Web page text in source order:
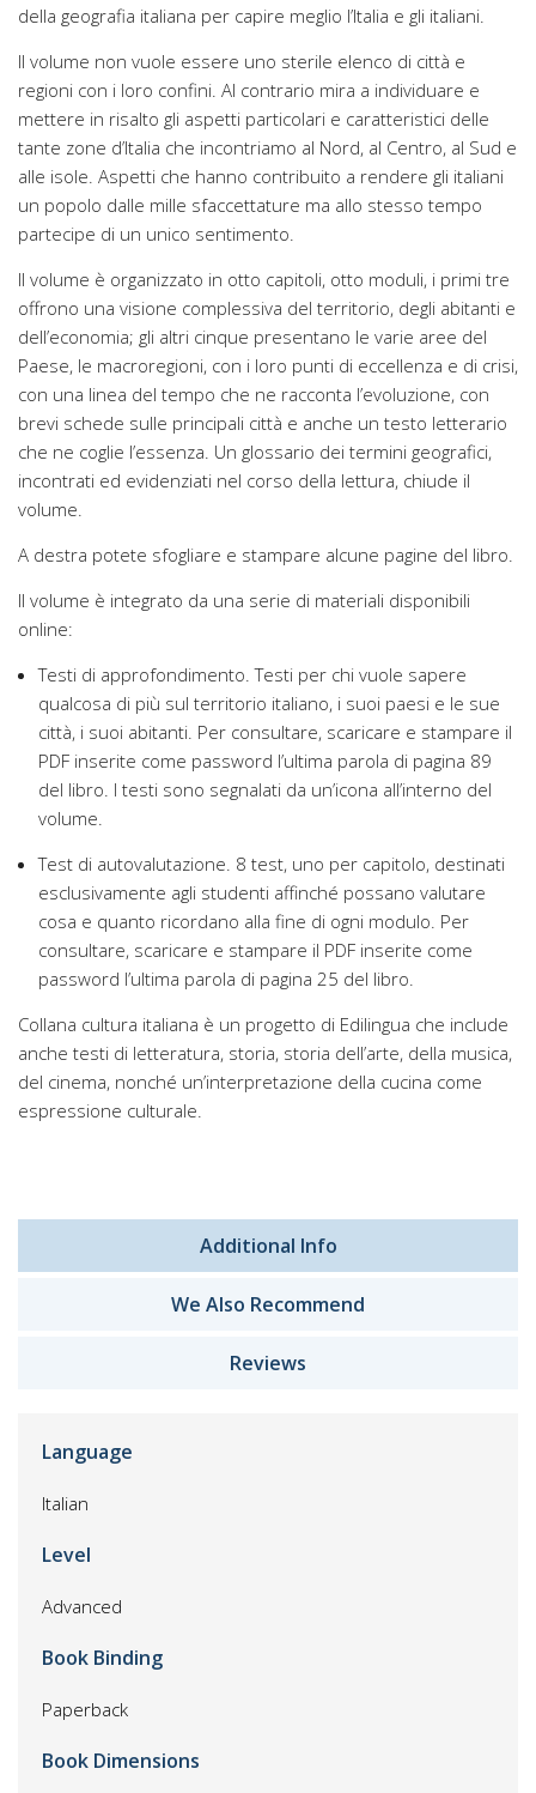
della geografia italiana per capire meglio l’Italia e gli italiani.
Il volume non vuole essere uno sterile elenco di città e
regioni con i loro confini. Al contrario mira a individuare e
mettere in risalto gli aspetti particolari e caratteristici delle
tante zone d’Italia che incontriamo al Nord, al Centro, al Sud e
alle isole. Aspetti che hanno contribuito a rendere gli italiani
un popolo dalle mille sfaccettature ma allo stesso tempo
partecipe di un unico sentimento.
Il volume è organizzato in otto capitoli, otto moduli, i primi tre
offrono una visione complessiva del territorio, degli abitanti e
dell’economia; gli altri cinque presentano le varie aree del
Paese, le macroregioni, con i loro punti di eccellenza e di crisi,
con una linea del tempo che ne racconta l’evoluzione, con
brevi schede sulle principali città e anche un testo letterario
che ne coglie l’essenza. Un glossario dei termini geografici,
incontrati ed evidenziati nel corso della lettura, chiude il
volume.
A destra potete sfogliare e stampare alcune pagine del libro.
Il volume è integrato da una serie di materiali disponibili
online:
Testi di approfondimento. Testi per chi vuole sapere
qualcosa di più sul territorio italiano, i suoi paesi e le sue
città, i suoi abitanti. Per consultare, scaricare e stampare il
PDF inserite come password l’ultima parola di pagina 89
del libro. I testi sono segnalati da un’icona all’interno del
volume.
Test di autovalutazione. 8 test, uno per capitolo, destinati
esclusivamente agli studenti affinché possano valutare
cosa e quanto ricordano alla fine di ogni modulo. Per
consultare, scaricare e stampare il PDF inserite come
password l’ultima parola di pagina 25 del libro.
Collana cultura italiana è un progetto di Edilingua che include
anche testi di letteratura, storia, storia dell’arte, della musica,
del cinema, nonché un’interpretazione della cucina come
espressione culturale.
Additional Info
We Also Recommend
Reviews
Language
Italian
Level
Advanced
Book Binding
Paperback
Book Dimensions